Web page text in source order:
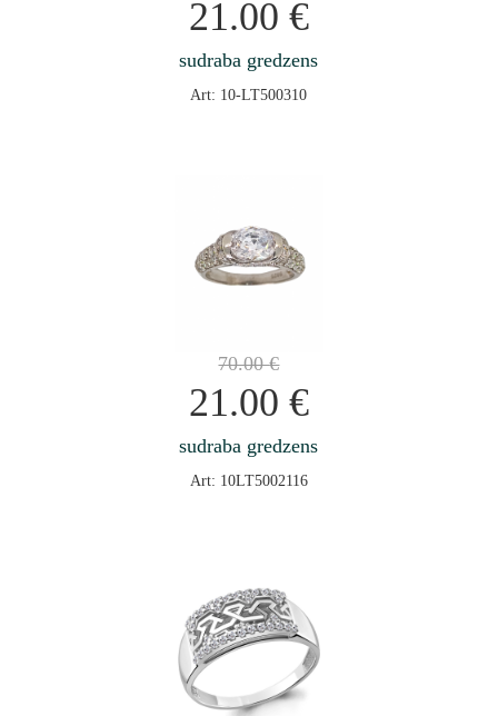
21.00 €
sudraba gredzens
Art: 10-LT500310
70.00€
21.00 €
sudraba gredzens
Art: 10LT5002116